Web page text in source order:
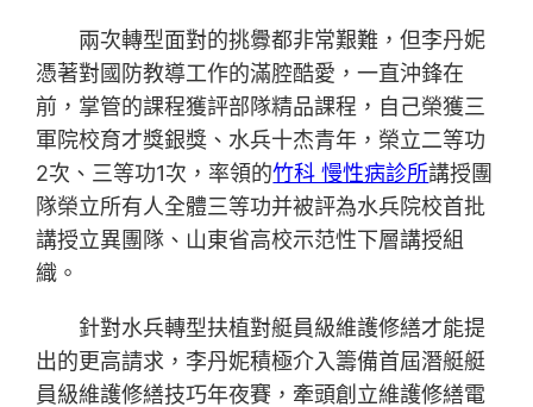
兩次轉型面對的挑釁都非常艱難，但李丹妮
憑著對國防教導工作的滿腔酷愛，一直沖鋒在
前，掌管的課程獲評部隊精品課程，自己榮獲三
軍院校育才獎銀獎、水兵十杰青年，榮立二等功
2次、三等功1次，率領的竹科 慢性病診所講授團
隊榮立所有人全體三等功并被評為水兵院校首批
講授立異團隊、山東省高校示范性下層講授組
織。
針對水兵轉型扶植對艇員級維護修繕才能提
出的更高請求，李丹妮積極介入籌備首屆潛艇艇
員級維護修繕技巧年夜賽，牽頭創立維護修繕電